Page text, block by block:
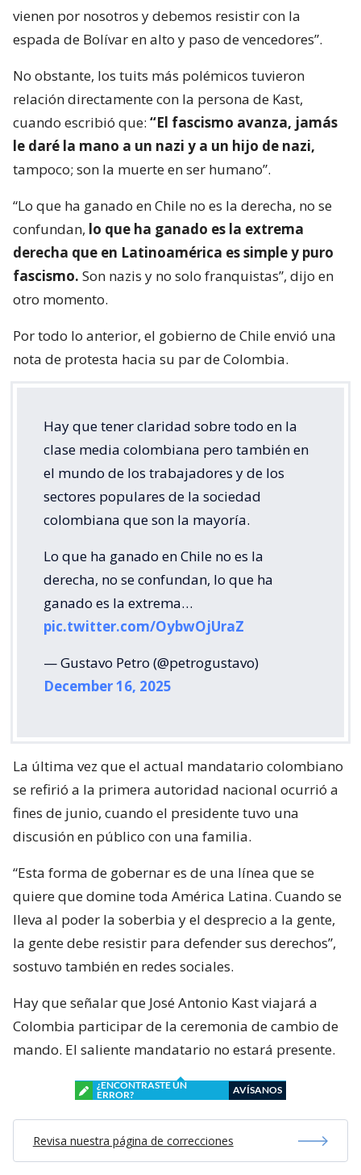
vienen por nosotros y debemos resistir con la
espada de Bolívar en alto y paso de vencedores”.
No obstante, los tuits más polémicos tuvieron
relación directamente con la persona de Kast,
cuando escribió que: “El fascismo avanza, jamás
le daré la mano a un nazi y a un hijo de nazi,
tampoco; son la muerte en ser humano”.
“Lo que ha ganado en Chile no es la derecha, no se
confundan, lo que ha ganado es la extrema
derecha que en Latinoamérica es simple y puro
fascismo. Son nazis y no solo franquistas”, dijo en
otro momento.
Por todo lo anterior, el gobierno de Chile envió una
nota de protesta hacia su par de Colombia.
Hay que tener claridad sobre todo en la
clase media colombiana pero también en
el mundo de los trabajadores y de los
sectores populares de la sociedad
colombiana que son la mayoría.
Lo que ha ganado en Chile no es la
derecha, no se confundan, lo que ha
ganado es la extrema…
pic.twitter.com/OybwOjUraZ
— Gustavo Petro (@petrogustavo)
December 16, 2025
La última vez que el actual mandatario colombiano
se refirió a la primera autoridad nacional ocurrió a
fines de junio, cuando el presidente tuvo una
discusión en público con una familia.
“Esta forma de gobernar es de una línea que se
quiere que domine toda América Latina. Cuando se
lleva al poder la soberbia y el desprecio a la gente,
la gente debe resistir para defender sus derechos”,
sostuvo también en redes sociales.
Hay que señalar que José Antonio Kast viajará a
Colombia participar de la ceremonia de cambio de
mando. El saliente mandatario no estará presente.
¿ENCONTRASTE UN
ERROR?
AVÍSANOS
Revisa nuestra página de correcciones